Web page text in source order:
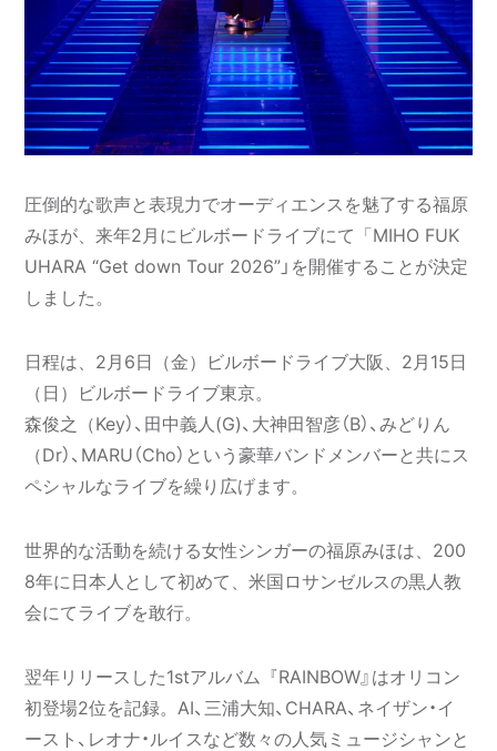
圧倒的な歌声と表現力でオーディエンスを魅了する福原
みほが、来年2月にビルボードライブにて「MIHO FUK
UHARA “Get down Tour 2026”」を開催することが決定
しました。
日程は、2月6日（金）ビルボードライブ大阪、2月15日
（日）ビルボードライブ東京。
森俊之（Key）、田中義人(G)、大神田智彦（B）、みどりん
（Dr）、MARU（Cho）という豪華バンドメンバーと共にス
ペシャルなライブを繰り広げます。
世界的な活動を続ける女性シンガーの福原みほは、200
8年に日本人として初めて、米国ロサンゼルスの黒人教
会にてライブを敢行。
翌年リリースした1stアルバム『RAINBOW』はオリコン
初登場2位を記録。AI、三浦大知、CHARA、ネイザン・イ
ースト、レオナ・ルイスなど数々の人気ミュージシャンと